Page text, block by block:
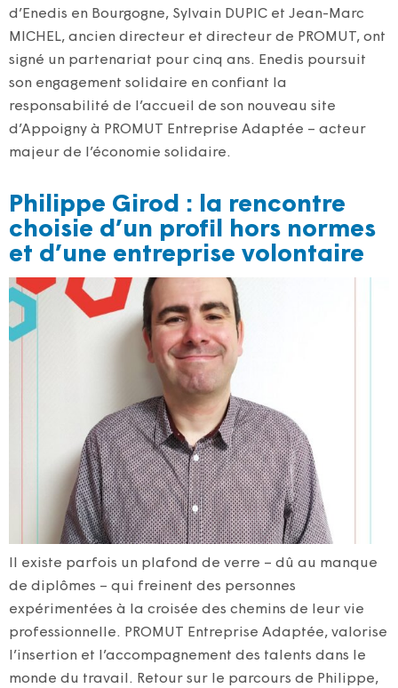
d’Enedis en Bourgogne, Sylvain DUPIC et Jean-Marc
MICHEL, ancien directeur et directeur de PROMUT, ont
signé un partenariat pour cinq ans. Enedis poursuit
son engagement solidaire en confiant la
responsabilité de l’accueil de son nouveau site
d’Appoigny à PROMUT Entreprise Adaptée – acteur
majeur de l’économie solidaire.
Philippe Girod : la rencontre
choisie d’un profil hors normes
et d’une entreprise volontaire
Il existe parfois un plafond de verre – dû au manque
de diplômes – qui freinent des personnes
expérimentées à la croisée des chemins de leur vie
professionnelle. PROMUT Entreprise Adaptée, valorise
l’insertion et l’accompagnement des talents dans le
monde du travail. Retour sur le parcours de Philippe,